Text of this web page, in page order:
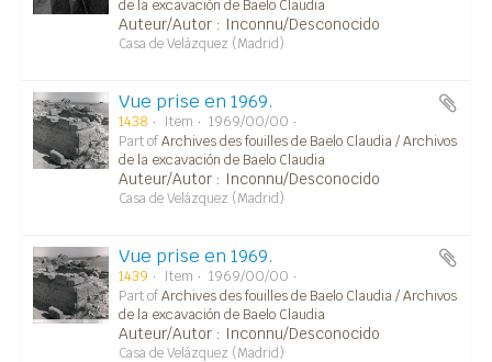
de la excavación de Baelo Claudia
Auteur/Autor : Inconnu/Desconocido
Casa de Velázquez (Madrid)
Vue prise en 1969.
1438 Item
1969/00/00
Part ofArchives des fouilles de Baelo Claudia / Archivos
de la excavación de Baelo Claudia
Auteur/Autor : Inconnu/Desconocido
Casa de Velázquez (Madrid)
Vue prise en 1969.
1439 Item
1969/00/00
Part ofArchives des fouilles de Baelo Claudia / Archivos
de la excavación de Baelo Claudia
Auteur/Autor : Inconnu/Desconocido
Casa de Velázquez (Madrid)